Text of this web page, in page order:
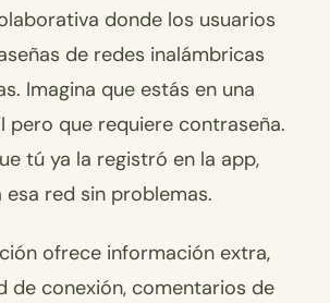
donde los usuarios
de redes inalámbricas
Imagina que estás en una
pero que requiere contraseña.
tú ya la registró en la app,
red sin problemas.
ofrece información extra,
de conexión, comentarios de